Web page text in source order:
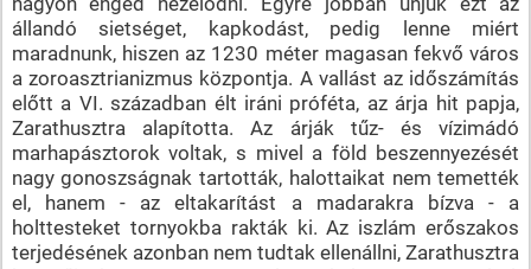
állandó sietséget, kapkodást, pedig lenne miért
maradnunk, hiszen az 1230 méter magasan fekvő város
a zoroasztrianizmus központja. A vallást az időszámítás
előtt a VI. században élt iráni próféta, az árja hit papja,
Zarathusztra alapította. Az árják tűz- és vízimádó
marhapásztorok voltak, s mivel a föld beszennyezését
nagy gonoszságnak tartották, halottaikat nem temették
el, hanem - az eltakarítást a madarakra bízva - a
holttesteket tornyokba rakták ki. Az iszlám erőszakos
terjedésének azonban nem tudtak ellenállni, Zarathusztra